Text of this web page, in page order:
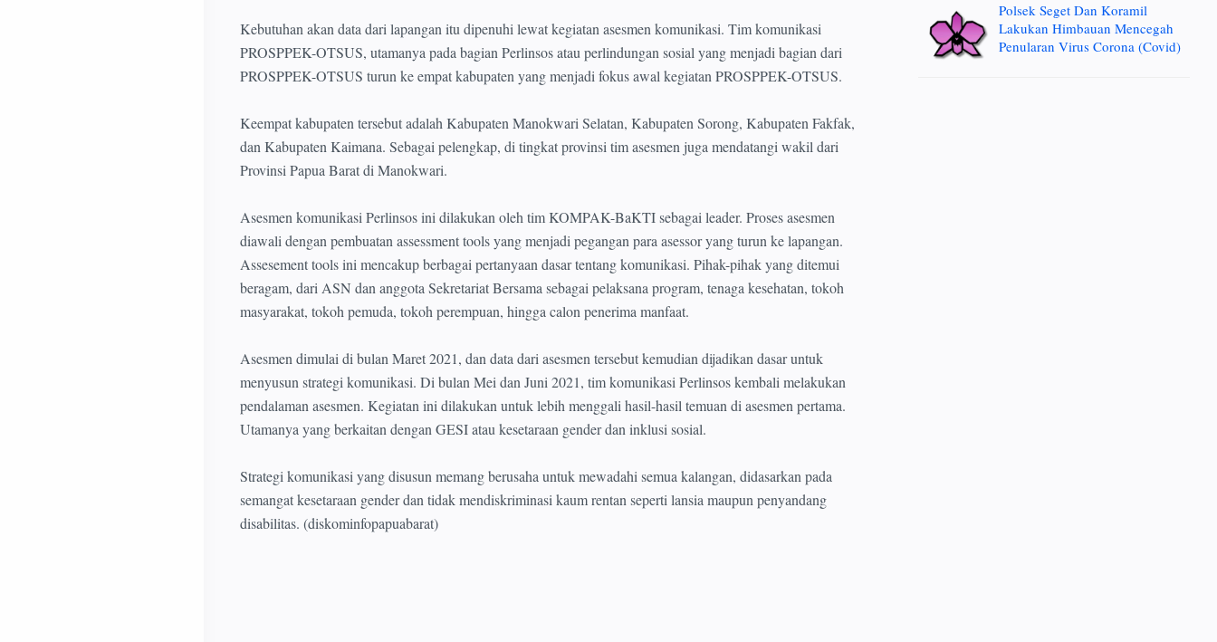
Kebutuhan akan data dari lapangan itu dipenuhi lewat kegiatan asesmen komunikasi. Tim komunikasi
PROSPPEK-OTSUS, utamanya pada bagian Perlinsos atau perlindungan sosial yang menjadi bagian dari
PROSPPEK-OTSUS turun ke empat kabupaten yang menjadi fokus awal kegiatan PROSPPEK-OTSUS.
Keempat kabupaten tersebut adalah Kabupaten Manokwari Selatan, Kabupaten Sorong, Kabupaten Fakfak,
dan Kabupaten Kaimana. Sebagai pelengkap, di tingkat provinsi tim asesmen juga mendatangi wakil dari
Provinsi Papua Barat di Manokwari.
Asesmen komunikasi Perlinsos ini dilakukan oleh tim KOMPAK-BaKTI sebagai leader. Proses asesmen
diawali dengan pembuatan assessment tools yang menjadi pegangan para asessor yang turun ke lapangan.
Assesement tools ini mencakup berbagai pertanyaan dasar tentang komunikasi. Pihak-pihak yang ditemui
beragam, dari ASN dan anggota Sekretariat Bersama sebagai pelaksana program, tenaga kesehatan, tokoh
masyarakat, tokoh pemuda, tokoh perempuan, hingga calon penerima manfaat.
Asesmen dimulai di bulan Maret 2021, dan data dari asesmen tersebut kemudian dijadikan dasar untuk
menyusun strategi komunikasi. Di bulan Mei dan Juni 2021, tim komunikasi Perlinsos kembali melakukan
pendalaman asesmen. Kegiatan ini dilakukan untuk lebih menggali hasil-hasil temuan di asesmen pertama.
Utamanya yang berkaitan dengan GESI atau kesetaraan gender dan inklusi sosial.
Strategi komunikasi yang disusun memang berusaha untuk mewadahi semua kalangan, didasarkan pada
semangat kesetaraan gender dan tidak mendiskriminasi kaum rentan seperti lansia maupun penyandang
disabilitas. (diskominfopapuabarat)
Polsek Seget Dan Koramil
Lakukan Himbauan Mencegah
Penularan Virus Corona (Covid)